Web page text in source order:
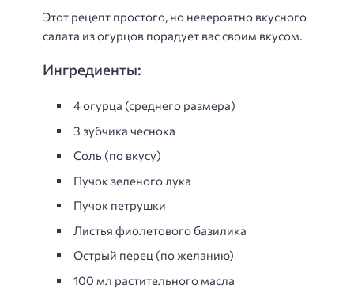
Этот рецепт простого, но невероятно вкусного
салата из огурцов порадует вас своим вкусом.
Ингредиенты:
4 огурца (среднего размера)
3 зубчика чеснока
Соль (по вкусу)
Пучок зеленого лука
Пучок петрушки
Листья фиолетового базилика
Острый перец (по желанию)
100 мл растительного масла